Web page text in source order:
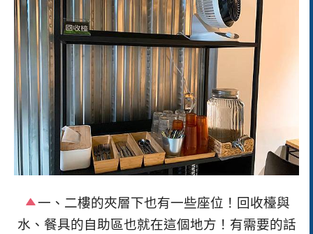
一、二樓的夾層下也有一些座位！回收檯與
水、餐具的自助區也就在這個地方！有需要的話